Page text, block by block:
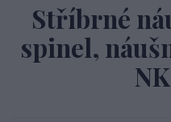
Stříbrné
spinel,